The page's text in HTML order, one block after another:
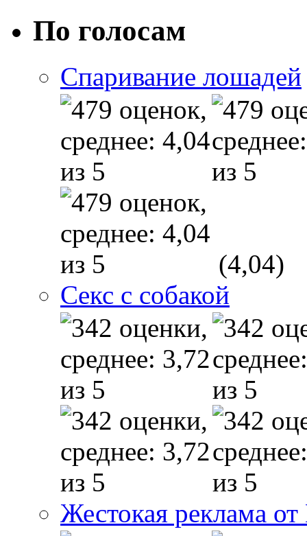
По голосам
Спаривание лошадей
(4,04)
Секс с собакой
Жестокая реклама